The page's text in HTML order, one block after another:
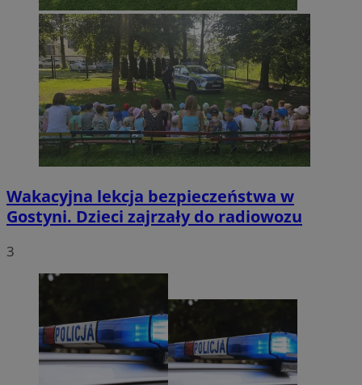
Wakacyjna lekcja bezpieczeństwa w
Gostyni. Dzieci zajrzały do radiowozu
3